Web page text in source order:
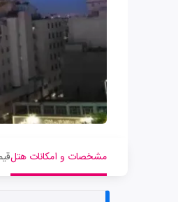
مشخصات و امکانات هتل